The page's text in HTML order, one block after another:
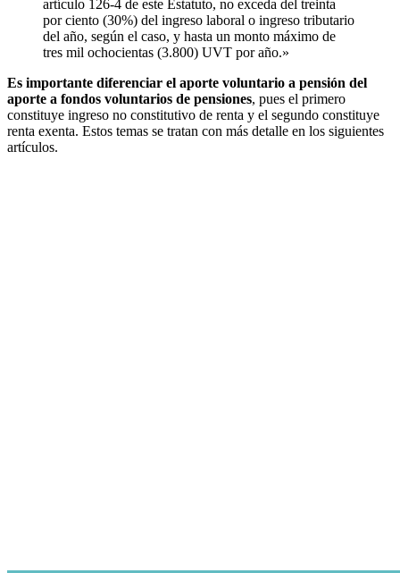
artículo 126-4 de este Estatuto, no exceda del treinta
por ciento (30%) del ingreso laboral o ingreso tributario
del año, según el caso, y hasta un monto máximo de
tres mil ochocientas (3.800) UVT por año.»
Es importante diferenciar el aporte voluntario a pensión del
aporte a fondos voluntarios de pensiones, pues el primero
constituye ingreso no constitutivo de renta y el segundo constituye
renta exenta. Estos temas se tratan con más detalle en los siguientes
artículos.